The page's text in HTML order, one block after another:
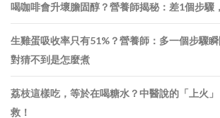
喝咖啡會升壞膽固醇？營養師揭秘：差1個步驟
生雞蛋吸收率只有51%？營養師：多一個步驟
對猜不到是怎麼煮
荔枝這樣吃，等於在喝糖水？中醫說的「上火
救！